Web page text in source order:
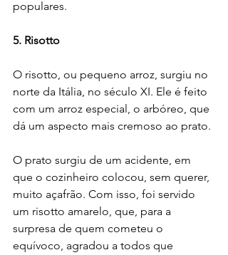
populares.
5. Risotto
O risotto, ou pequeno arroz, surgiu no
norte da Itália, no século XI. Ele é feito
com um arroz especial, o arbóreo, que
dá um aspecto mais cremoso ao prato.
O prato surgiu de um acidente, em
que o cozinheiro colocou, sem querer,
muito açafrão. Com isso, foi servido
um risotto amarelo, que, para a
surpresa de quem cometeu o
equívoco, agradou a todos que